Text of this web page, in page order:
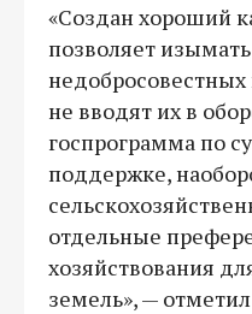
«Создан хороший
позволяет
недобросовестных
не вводят их в
госпрограмма по
поддержке,
отдельные
хозяйствования
земель», —